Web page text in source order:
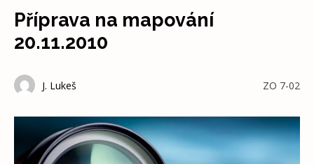
Příprava na mapování
20.11.2010
J. Lukeš ZO 7-02